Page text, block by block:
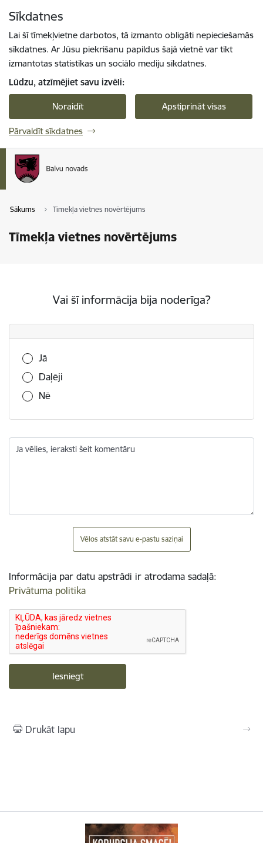
Sīkdatnes
Lai šī tīmekļvietne darbotos, tā izmanto obligāti nepieciešamās
sīkdatnes. Ar Jūsu piekrišanu papildus šajā vietnē var tikt
izmantotas statistikas un sociālo mediju sīkdatnes.
Lūdzu, atzīmējiet savu izvēli:
Noraidīt Apstiprināt visas
Pārvaldīt sīkdatnes
Sākums Tīmekļa vietnes novērtējums
Tīmekļa vietnes novērtējums
Vai šī informācija bija noderīga?
Vai šī informācija bija noderīga?
Jā
Daļēji
Nē
Ja vēlies, ieraksti šeit komentāru
Vēlos atstāt savu e-pastu saziņai
Informācija par datu apstrādi ir atrodama sadaļā:
Privātuma politika
Drukāt lapu